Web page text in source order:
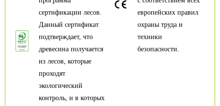
европейских правил
охраны труда и
техники
безопасности.
сертификации лесов.
Данный сертификат
подтверждает, что
древесина получается
из лесов, которые
проходят
экологический
контроль, и в которых